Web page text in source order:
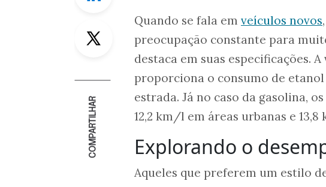
Twitter
COMPARTILHAR
Quando se fala em veículos novos
preocupação constante para
destaca em suas especificações.
proporciona o consumo de
estrada. Já no caso da gasolina,
12,2 km/l em áreas urbanas e
Explorando o
Aqueles que preferem um estilo